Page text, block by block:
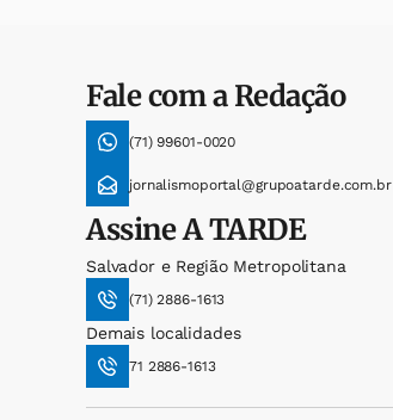
Fale com a Redação
(71) 99601-0020
jornalismoportal@grupoatarde.com.br
AssineA TARDE
Salvador e Região Metropolitana
(71) 2886-1613
Demais localidades
71 2886-1613